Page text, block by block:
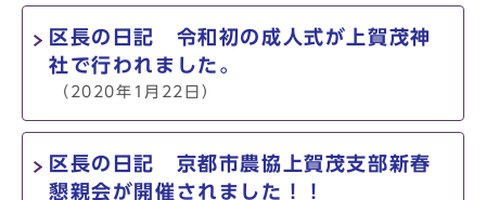
区長の日記 令和初の成人式が上賀茂神
社で行われました。
（2020年1月22日）
区長の日記 京都市農協上賀茂支部新春
懇親会が開催されました！！